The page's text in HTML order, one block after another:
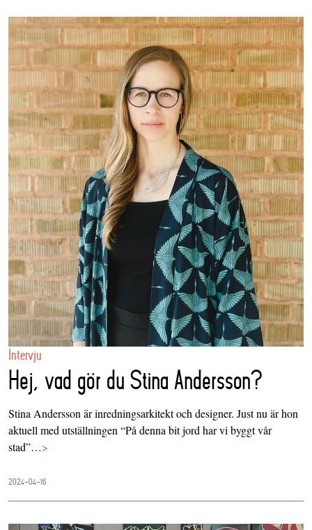
Intervju
Hej, vad gör du Stina Andersson?
Stina Andersson är inredningsarkitekt och designer. Just nu är hon
aktuell med utställningen “På denna bit jord har vi byggt vår
stad”…>
2024-04-16